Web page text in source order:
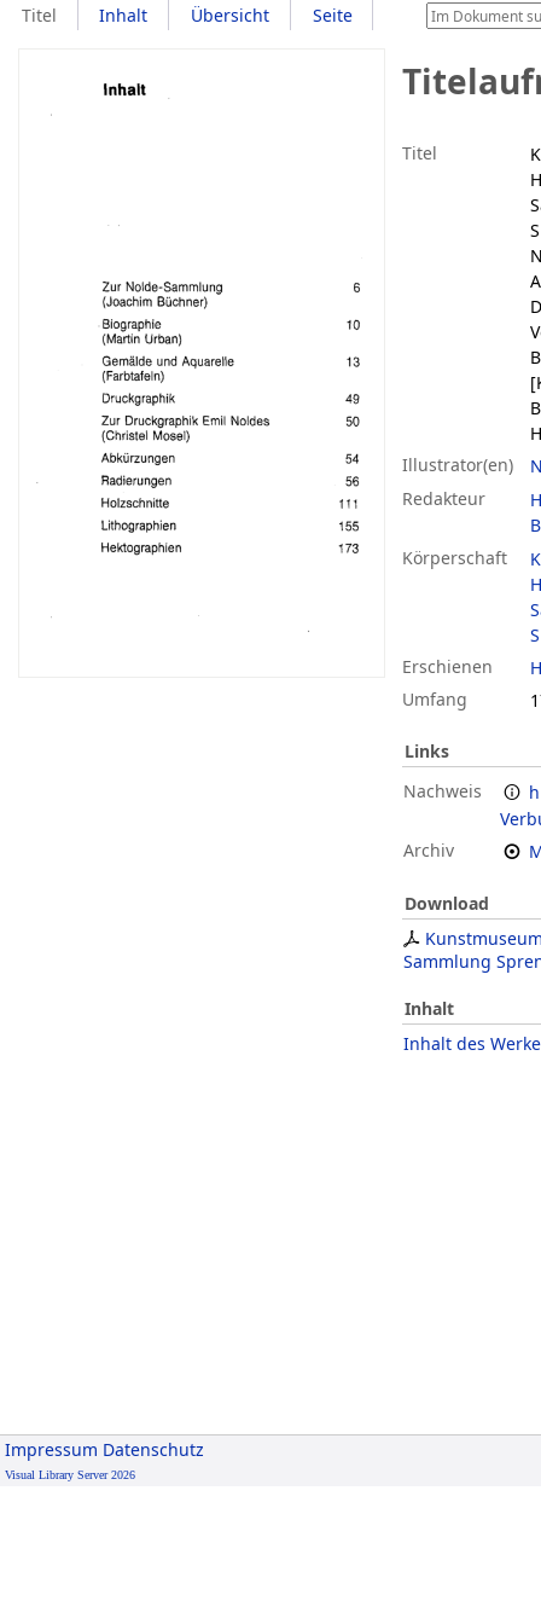
Titel Inhalt Übersicht Seite
Titel
Illustrator(en)
Redakteur
Körperschaft
Erschienen
Umfang
Links
Nachweis
Archiv
Download
Sammlung
Inhalt
Inhalt des
Impressum Datenschutz
Visual Library Server 2026